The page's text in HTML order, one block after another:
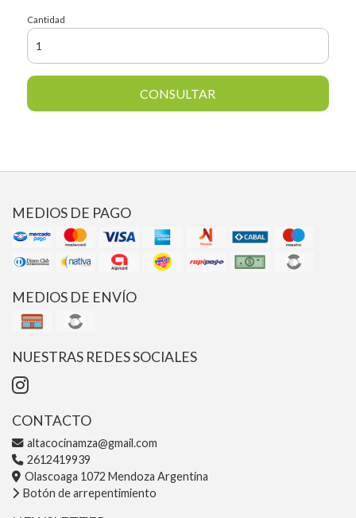
Cantidad
CONSULTAR
MEDIOS DE PAGO
MEDIOS DE ENVÍO
NUESTRAS REDES SOCIALES
CONTACTO
altacocinamza@gmail.com
2612419939
Olascoaga 1072 Mendoza Argentina
Botón de arrepentimiento